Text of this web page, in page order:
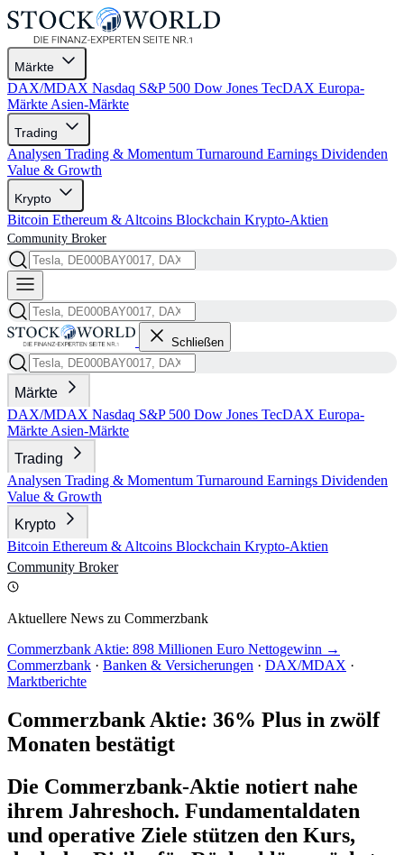
Märkte
DAX/MDAX Nasdaq S&P 500 Dow Jones TecDAX Europa-
Märkte Asien-Märkte
Trading
Analysen Trading & Momentum Turnaround Earnings Dividenden
Value & Growth
Krypto
Bitcoin Ethereum & Altcoins Blockchain Krypto-Aktien
Community Broker
Schließen
Märkte
DAX/MDAX Nasdaq S&P 500 Dow Jones TecDAX Europa-
Märkte Asien-Märkte
Trading
Analysen Trading & Momentum Turnaround Earnings Dividenden
Value & Growth
Krypto
Bitcoin Ethereum & Altcoins Blockchain Krypto-Aktien
Community Broker
Aktuellere News zu Commerzbank
Commerzbank Aktie: 898 Millionen Euro Nettogewinn →
Commerzbank · Banken & Versicherungen · DAX/MDAX ·
Marktberichte
Commerzbank Aktie: 36% Plus in zwölf
Monaten bestätigt
Die Commerzbank-Aktie notiert nahe
ihrem Jahreshoch. Fundamentaldaten
und operative Ziele stützen den Kurs,